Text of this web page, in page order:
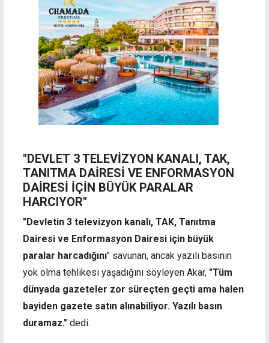
"DEVLET 3 TELEVİZYON KANALI, TAK,
TANITMA DAİRESİ VE ENFORMASYON
DAİRESİ İÇİN BÜYÜK PARALAR
HARCIYOR"
"Devletin 3 televizyon kanalı, TAK, Tanıtma
Dairesi ve Enformasyon Dairesi için büyük
paralar harcadığını" savunan, ancak yazılı basının
yok olma tehlikesi yaşadığını söyleyen Akar, "Tüm
dünyada gazeteler zor süreçten geçti ama ha len
bayiden gazete satın alınabiliyor. Yazılı basın
duramaz." dedi.